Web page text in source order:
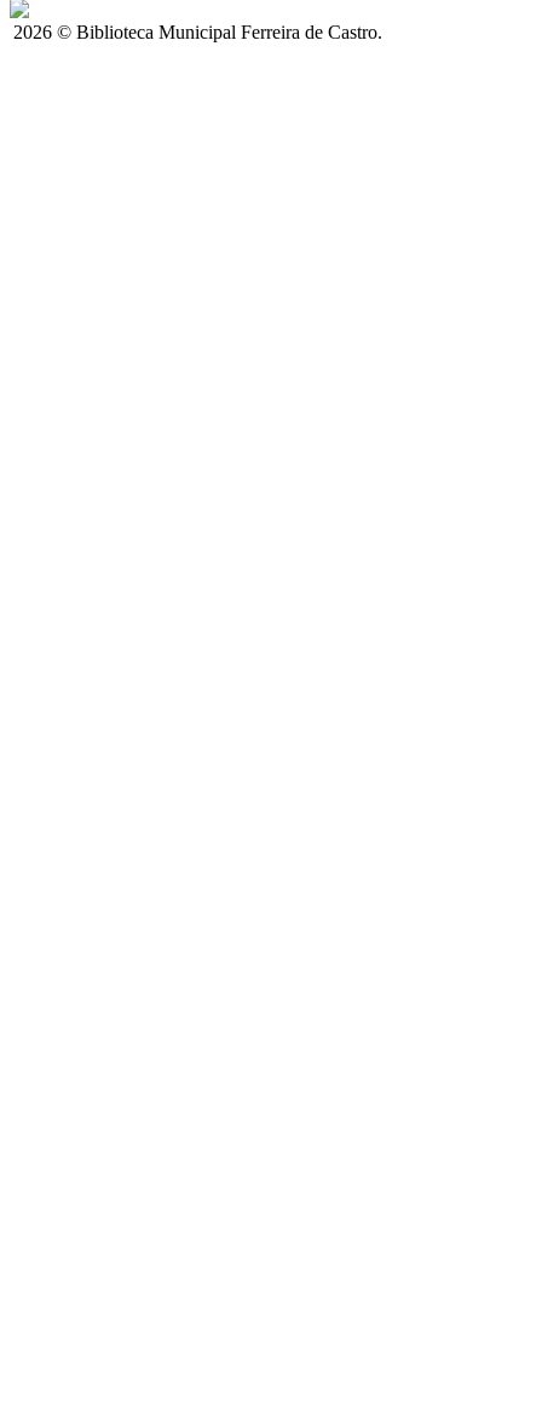
2026 © Biblioteca Municipal Ferreira de Castro.